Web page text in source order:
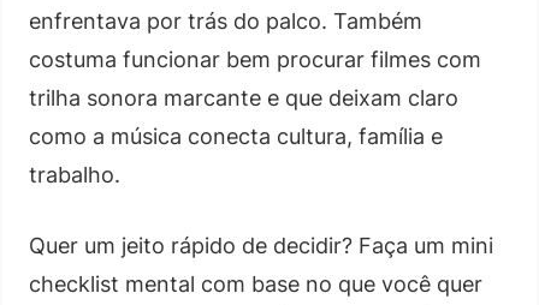
enfrentava por trás do palco. Também
costuma funcionar bem procurar filmes com
trilha sonora marcante e que deixam claro
como a música conecta cultura, família e
trabalho.
Quer um jeito rápido de decidir? Faça um mini
checklist mental com base no que você quer